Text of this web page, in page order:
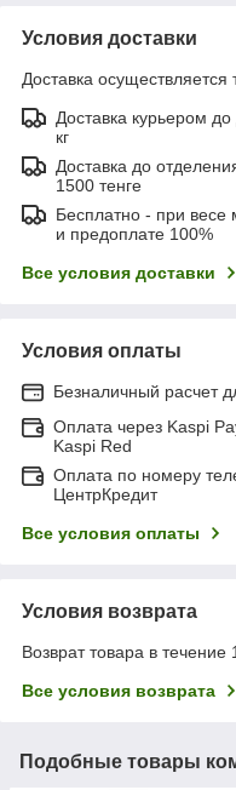
Условия доставки
Доставка осуществляется
Доставка курьером
кг
Доставка до
1500 тенге
Бесплатно - при весе
и предоплате 100%
Все условия доставки
Условия оплаты
Безналичный расчет
Оплата через Kaspi
Kaspi Red
Оплата по номеру
ЦентрКредит
Все условия оплаты
Условия возврата
Возврат товара в течение
Все условия возврата
Подобные товары